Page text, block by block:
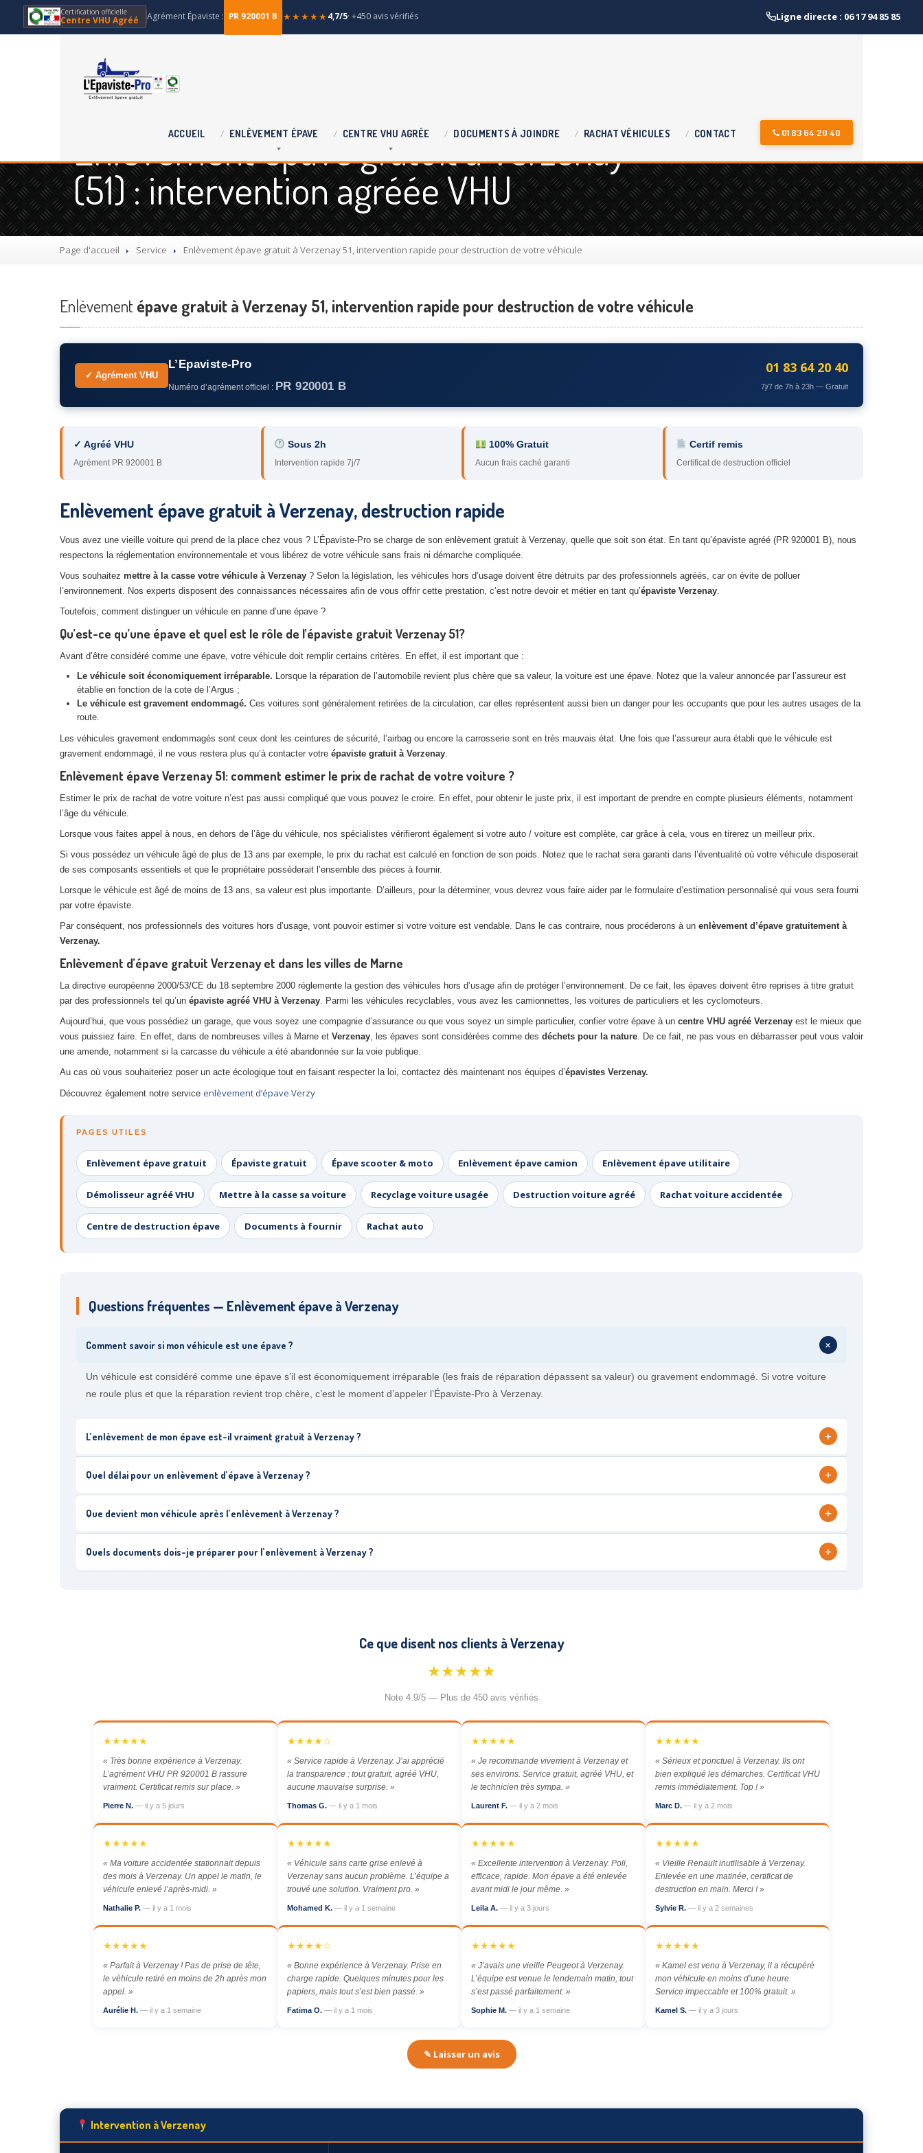
Certification officielle
Centre VHU Agréé Agrément Épaviste : PR 920001 B ★★★★★4,7/5· +450 avis vérifiés Ligne directe : 06 17 94 85 85
ACCUEIL ENLÈVEMENT ÉPAVE CENTRE VHU AGRÉE DOCUMENTS À JOINDRE RACHAT VÉHICULES CONTACT 01 83 64 20 40
Enlèvement épave gratuit à Verzenay
(51) : intervention agréée VHU
Page d'accueil Service Enlèvement épave gratuit à Verzenay 51, intervention rapide pour destruction de votre véhicule
Enlèvement épave gratuit à Verzenay 51, intervention rapide pour destruction de votre véhicule
✓ Agrément VHU
L’Epaviste-Pro
Numéro d’agrément officiel : PR 920001 B
01 83 64 20 40
7j/7 de 7h à 23h — Gratuit
✓ Agréé VHU
Agrément PR 920001 B
Sous 2h
Intervention rapide 7j/7
100% Gratuit
Aucun frais caché garanti
Certif remis
Certificat de destruction officiel
Enlèvement épave gratuit à Verzenay, destruction rapide
Vous avez une vieille voiture qui prend de la place chez vous ? L’Épaviste-Pro se charge de son enlèvement gratuit à Verzenay, quelle que soit son état. En tant qu’épaviste agréé (PR 920001 B), nous
respectons la réglementation environnementale et vous libérez de votre véhicule sans frais ni démarche compliquée.
Vous souhaitez mettre à la casse votre véhicule à Verzenay ? Selon la législation, les véhicules hors d’usage doivent être détruits par des professionnels agréés, car on évite de polluer
l’environnement. Nos experts disposent des connaissances nécessaires afin de vous offrir cette prestation, c’est notre devoir et métier en tant qu’épaviste Verzenay.
Toutefois, comment distinguer un véhicule en panne d’une épave ?
Qu’est-ce qu’une épave et quel est le rôle de l’épaviste gratuit Verzenay 51?
Avant d’être considéré comme une épave, votre véhicule doit remplir certains critères. En effet, il est important que :
Le véhicule soit économiquement irréparable. Lorsque la réparation de l’automobile revient plus chère que sa valeur, la voiture est une épave. Notez que la valeur annoncée par l’assureur est
établie en fonction de la cote de l’Argus ;
Le véhicule est gravement endommagé. Ces voitures sont généralement retirées de la circulation, car elles représentent aussi bien un danger pour les occupants que pour les autres usages de la
route.
Les véhicules gravement endommagés sont ceux dont les ceintures de sécurité, l’airbag ou encore la carrosserie sont en très mauvais état. Une fois que l’assureur aura établi que le véhicule est
gravement endommagé, il ne vous restera plus qu’à contacter votre épaviste gratuit à Verzenay.
Enlèvement épave Verzenay 51: comment estimer le prix de rachat de votre voiture ?
Estimer le prix de rachat de votre voiture n’est pas aussi compliqué que vous pouvez le croire. En effet, pour obtenir le juste prix, il est important de prendre en compte plusieurs éléments, notamment
l’âge du véhicule.
Lorsque vous faites appel à nous, en dehors de l’âge du véhicule, nos spécialistes vérifieront également si votre auto / voiture est complète, car grâce à cela, vous en tirerez un meilleur prix.
Si vous possédez un véhicule âgé de plus de 13 ans par exemple, le prix du rachat est calculé en fonction de son poids. Notez que le rachat sera garanti dans l’éventualité où votre véhicule disposerait
de ses composants essentiels et que le propriétaire posséderait l’ensemble des pièces à fournir.
Lorsque le véhicule est âgé de moins de 13 ans, sa valeur est plus importante. D’ailleurs, pour la déterminer, vous devrez vous faire aider par le formulaire d’estimation personnalisé qui vous sera fourni
par votre épaviste.
Par conséquent, nos professionnels des voitures hors d’usage, vont pouvoir estimer si votre voiture est vendable. Dans le cas contraire, nous procéderons à un enlèvement d’épave gratuitement à
Verzenay.
Enlèvement d’épave gratuit Verzenay et dans les villes de Marne
La directive européenne 2000/53/CE du 18 septembre 2000 réglemente la gestion des véhicules hors d’usage afin de protéger l’environnement. De ce fait, les épaves doivent être reprises à titre gratuit
par des professionnels tel qu’un épaviste agréé VHU à Verzenay. Parmi les véhicules recyclables, vous avez les camionnettes, les voitures de particuliers et les cyclomoteurs.
Aujourd’hui, que vous possédiez un garage, que vous soyez une compagnie d’assurance ou que vous soyez un simple particulier, confier votre épave à un centre VHU agréé Verzenay est le mieux que
vous puissiez faire. En effet, dans de nombreuses villes à Marne et Verzenay, les épaves sont considérées comme des déchets pour la nature. De ce fait, ne pas vous en débarrasser peut vous valoir
une amende, notamment si la carcasse du véhicule a été abandonnée sur la voie publique.
Au cas où vous souhaiteriez poser un acte écologique tout en faisant respecter la loi, contactez dès maintenant nos équipes d’épavistes Verzenay.
Découvrez également notre service enlèvement d’épave Verzy
PAGES UTILES
Enlèvement épave gratuit Épaviste gratuit Épave scooter & moto Enlèvement épave camion Enlèvement épave utilitaire
Démolisseur agréé VHU Mettre à la casse sa voiture Recyclage voiture usagée Destruction voiture agréé Rachat voiture accidentée
Centre de destruction épave Documents à fournir Rachat auto
Questions fréquentes — Enlèvement épave à Verzenay
Comment savoir si mon véhicule est une épave ? +
Un véhicule est considéré comme une épave s’il est économiquement irréparable (les frais de réparation dépassent sa valeur) ou gravement endommagé. Si votre voiture
ne roule plus et que la réparation revient trop chère, c’est le moment d’appeler l’Épaviste-Pro à Verzenay.
L’enlèvement de mon épave est-il vraiment gratuit à Verzenay ? +
Quel délai pour un enlèvement d’épave à Verzenay ? +
Que devient mon véhicule après l’enlèvement à Verzenay ? +
Quels documents dois-je préparer pour l’enlèvement à Verzenay ? +
Ce que disent nos clients à Verzenay
★★★★★
Note 4.9/5 — Plus de 450 avis vérifiés
★★★★★
« Très bonne expérience à Verzenay.
L’agrément VHU PR 920001 B rassure
vraiment. Certificat remis sur place. »
Pierre N. — il y a 5 jours
★★★★☆
« Service rapide à Verzenay. J’ai apprécié
la transparence : tout gratuit, agréé VHU,
aucune mauvaise surprise. »
Thomas G. — il y a 1 mois
★★★★★
« Je recommande vivement à Verzenay et
ses environs. Service gratuit, agréé VHU, et
le technicien très sympa. »
Laurent F. — il y a 2 mois
★★★★★
« Sérieux et ponctuel à Verzenay. Ils ont
bien expliqué les démarches. Certificat VHU
remis immédiatement. Top ! »
Marc D. — il y a 2 mois
★★★★★
« Ma voiture accidentée stationnait depuis
des mois à Verzenay. Un appel le matin, le
véhicule enlevé l’après-midi. »
Nathalie P. — il y a 1 mois
★★★★★
« Véhicule sans carte grise enlevé à
Verzenay sans aucun problème. L’équipe a
trouvé une solution. Vraiment pro. »
Mohamed K. — il y a 1 semaine
★★★★★
« Excellente intervention à Verzenay. Poli,
efficace, rapide. Mon épave a été enlevée
avant midi le jour même. »
Leila A. — il y a 3 jours
★★★★★
« Vieille Renault inutilisable à Verzenay.
Enlevée en une matinée, certificat de
destruction en main. Merci ! »
Sylvie R. — il y a 2 semaines
★★★★★
« Parfait à Verzenay ! Pas de prise de tête,
le véhicule retiré en moins de 2h après mon
appel. »
Aurélie H. — il y a 1 semaine
★★★★☆
« Bonne expérience à Verzenay. Prise en
charge rapide. Quelques minutes pour les
papiers, mais tout s’est bien passé. »
Fatima O. — il y a 1 mois
★★★★★
« J’avais une vieille Peugeot à Verzenay.
L’équipe est venue le lendemain matin, tout
s’est passé parfaitement. »
Sophie M. — il y a 1 semaine
★★★★★
« Kamel est venu à Verzenay, il a récupéré
mon véhicule en moins d’une heure.
Service impeccable et 100% gratuit. »
Kamel S. — il y a 3 jours
✎ Laisser un avis
Intervention à Verzenay